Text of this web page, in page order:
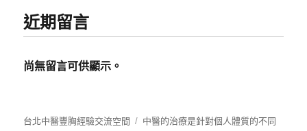
近期留言
尚無留言可供顯示。
台北中醫豐胸經驗交流空間
中醫的治療是針對個人體質的不同